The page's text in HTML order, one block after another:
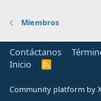
Miembros
Contáctanos
Inicio
R
Community platform by